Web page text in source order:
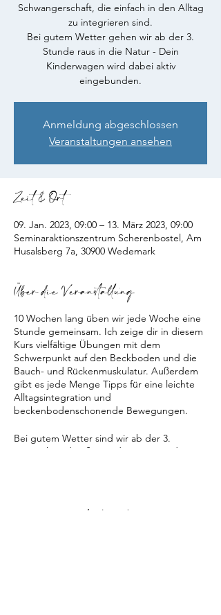
Schwangerschaft, die einfach in den Alltag
zu integrieren sind.
Bei gutem Wetter gehen wir ab der 3.
Stunde raus in die Natur - Dein
Kinderwagen wird dabei aktiv
eingebunden.
Anmeldung abgeschlossen
Veranstaltungen ansehen
Zeit & Ort
09. Jan. 2023, 09:00 – 13. März 2023, 09:00
Seminaraktionszentrum Scherenbostel, Am
Husalsberg 7a, 30900 Wedemark
Über die Veranstaltung
10 Wochen lang üben wir jede Woche eine
Stunde gemeinsam. Ich zeige dir in diesem
Kurs vielfältige Übungen mit dem
Schwerpunkt auf den Beckboden und die
Bauch- und Rückenmuskulatur. Außerdem
gibt es jede Menge Tipps für eine leichte
Alltagsintegration und
beckenbodenschonende Bewegungen.
Bei gutem Wetter sind wir ab der 3.
Kurseinheit draußen in der Natur und